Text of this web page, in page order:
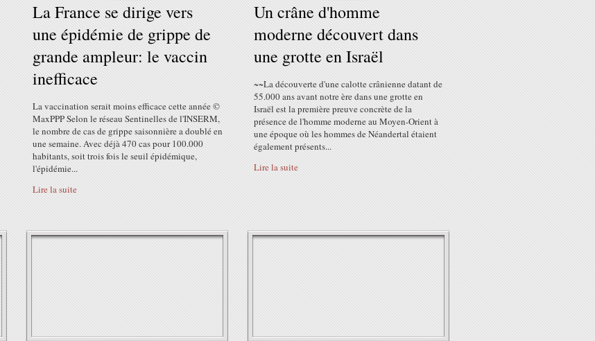
La France se dirige vers
une épidémie de grippe de
grande ampleur: le vaccin
inefficace
La vaccination serait moins efficace cette année ©
MaxPPP Selon le réseau Sentinelles de l'INSERM,
le nombre de cas de grippe saisonnière a doublé en
une semaine. Avec déjà 470 cas pour 100.000
habitants, soit trois fois le seuil épidémique,
l'épidémie...
Lire la suite
Un crâne d'homme
moderne découvert dans
une grotte en Israël
~~La découverte d'une calotte crânienne datant de
55.000 ans avant notre ère dans une grotte en
Israël est la première preuve concrète de la
présence de l'homme moderne au Moyen-Orient à
une époque où les hommes de Néandertal étaient
également présents...
Lire la suite